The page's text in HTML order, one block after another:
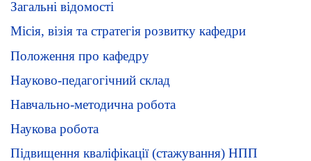
Загальні відомості
Місія, візія та стратегія розвитку кафедри
Положення про кафедру
Науково-педагогічний склад
Навчально-методична робота
Наукова робота
Підвищення кваліфікації (стажування) НПП